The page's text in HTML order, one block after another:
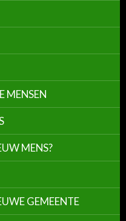
MENSEN
MENS?
GEMEENTE